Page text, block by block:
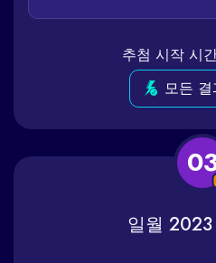
추첨 시작 시
모든
일월 2023